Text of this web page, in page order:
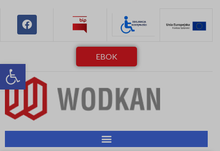
Otwórz pasek narzędzi
EBOK